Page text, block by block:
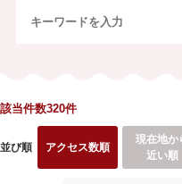
該当件数320件
並び順 アクセス数順
現在地か
近い順